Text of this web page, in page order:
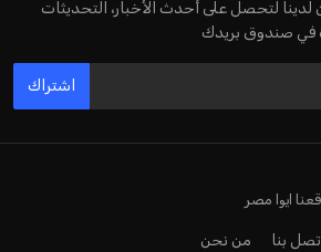
لدينا لتحصل على أحدث الأخبار، التحديثات
في صندوق بريدك
اشتراك
ايوا مصر
اتصل بنا من نحن